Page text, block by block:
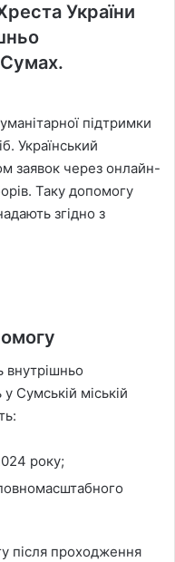
України
підтримки
Український
заявок через онлайн-
Таку допомогу
згідно з
Сумській міській
року;
після проходження